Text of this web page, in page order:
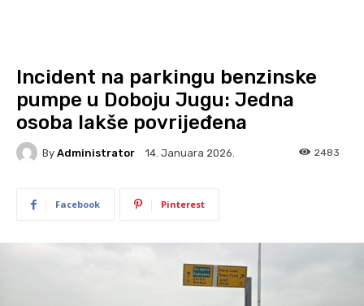
Incident na parkingu benzinske
pumpe u Doboju Jugu: Jedna
osoba lakše povrijeđena
By Administrator 14. Januara 2026. 2483
Facebook Pinterest